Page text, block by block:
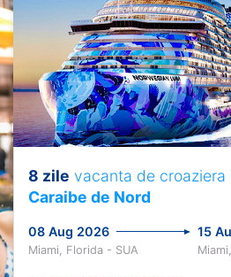
8 zile vacanta de croaziera
Caraibe de Nord
08 Aug 2026 15
Miami, Florida - SUA